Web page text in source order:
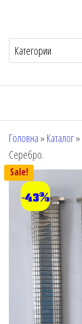
Головна » Каталог»
Серебро.
Sale!
-43%